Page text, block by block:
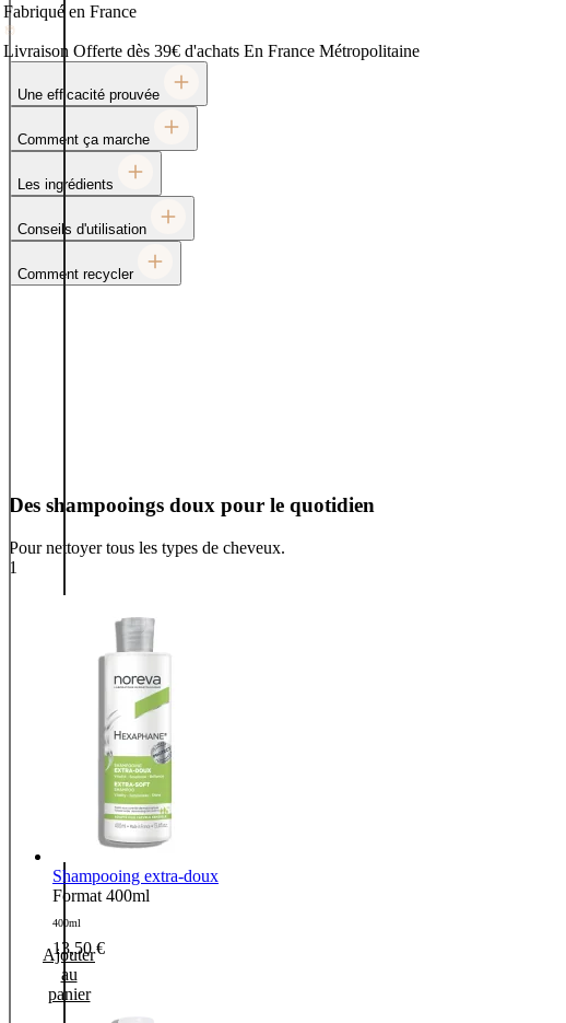
Fabriqué en France
Livraison Offerte dès 39€ d'achats En France Métropolitaine
Une efficacité prouvée
Comment ça marche
Les ingrédients
Conseils d'utilisation
Comment recycler
Des shampooings doux pour le quotidien
Pour nettoyer tous les types de cheveux.
1
Shampooing extra-doux
Format 400ml
400ml
13,50€
Ajouter
au
panier